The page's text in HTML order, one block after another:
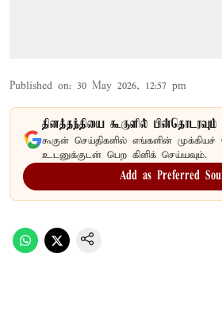
Published on: 30 May 2026, 12:57 pm
தினத்தந்தியை கூகுளில் பின்தொடரவும்
கூகுள் செய்திகளில் எங்களின்
உடனுக்குடன் பெற கிளிக் செய்யவும்.
Add as Preferred